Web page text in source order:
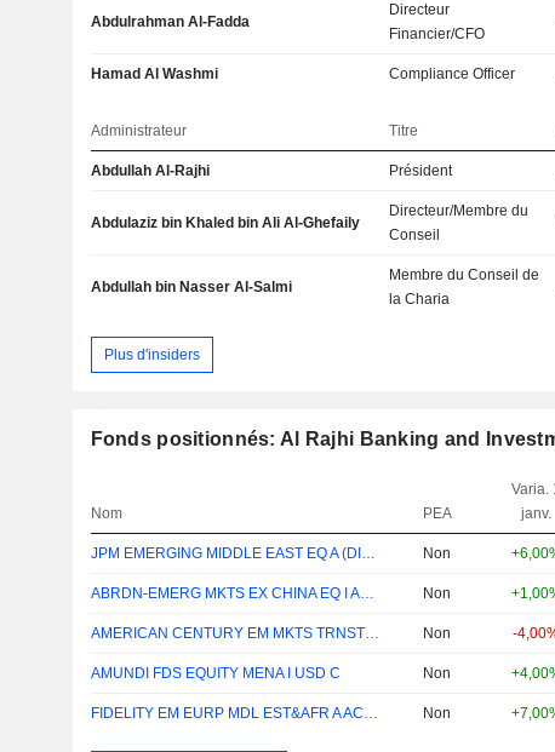
Abdulrahman Al-Fadda
Directeur
Financier/CFO
Hamad Al Washmi Compliance Officer
Administrateur Titre
Abdullah Al-Rajhi Président
Abdulaziz bin Khaled bin Ali Al-Ghefaily
Directeur/Membre du
Conseil
Abdullah bin Nasser Al-Salmi
Membre du Conseil de
la Charia
Plus d'insiders
Fonds positionnés: Al Rajhi Banking and
Nom PEA
Varia.
janv.
JPM EMERGING MIDDLE EAST EQ A (DIST) USD Non
ABRDN-EMERG MKTS EX CHINA EQ I ACC EUR Non
AMERICAN CENTURY EM MKTS TRNSTN EQ F USD Non -
AMUNDI FDS EQUITY MENA I USD C Non
FIDELITY EM EURP MDL EST&AFR A ACC EUR Non